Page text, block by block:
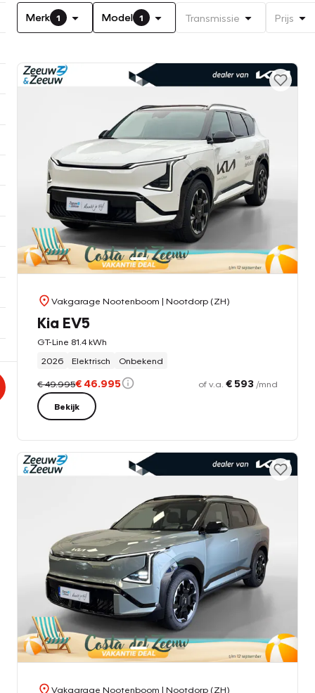
Merk 1 Model 1 Transmissie Prijs
Vakgarage Nootenboom | Nootdorp (ZH)
Kia EV5
GT-Line 81.4 kWh
2026
Elektrisch Onbekend
€ 49.995€ 46.995 of v.a. € 593 /mnd
Bekijk
Vakgarage Nootenboom | Nootdorp (ZH)